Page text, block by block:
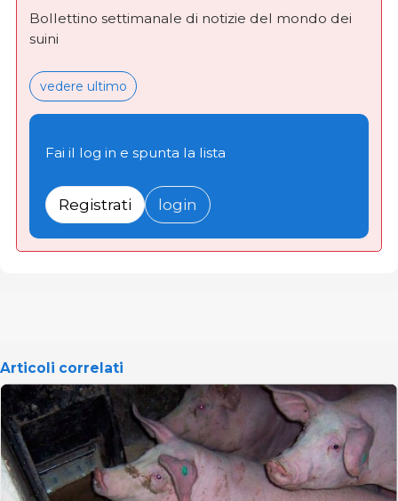
Bollettino settimanale di notizie del mondo dei
suini
vedere ultimo
Fai il log in e spunta la lista
Registrati login
Articoli correlati